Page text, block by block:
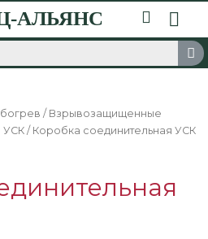
/ Взрывозащищенные
УСК / Коробка соединительная УСК